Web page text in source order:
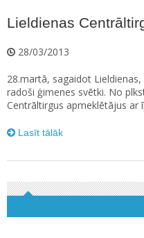
Lieldienas
28/03/2013
28.martā, sagaidot
radoši ģimenes svētki. No
Centrāltirgus apmeklētājus ar
Lasīt tālāk